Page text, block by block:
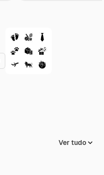
Ver tudo